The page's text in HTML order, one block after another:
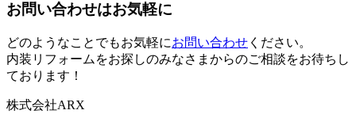
お問い合わせはお気軽に
どのようなことでもお気軽にお問い合わせ ください。
内装リフォームをお探しのみなさまからのご相談をお待ちし
ております！
株式会社ARX